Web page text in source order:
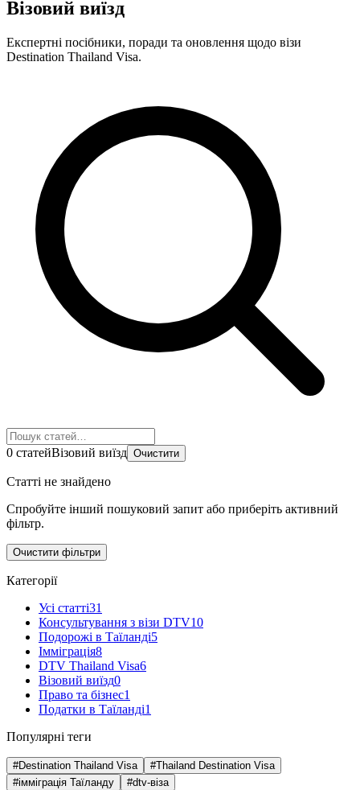
Візовий виїзд
Експертні посібники, поради та оновлення щодо візи
Destination Thailand Visa.
0 статейВізовий виїзд Очистити
Статті не знайдено
Спробуйте інший пошуковий запит або приберіть активний
фільтр.
Очистити фільтри
Категорії
Усі статті31
Консультування з візи DTV10
Подорожі в Таїланді5
Імміграція8
DTV Thailand Visa6
Візовий виїзд0
Право та бізнес1
Податки в Таїланді1
Популярні теги
#Destination Thailand Visa
#Thailand Destination Visa
#імміграція Таїланду
#dtv-віза